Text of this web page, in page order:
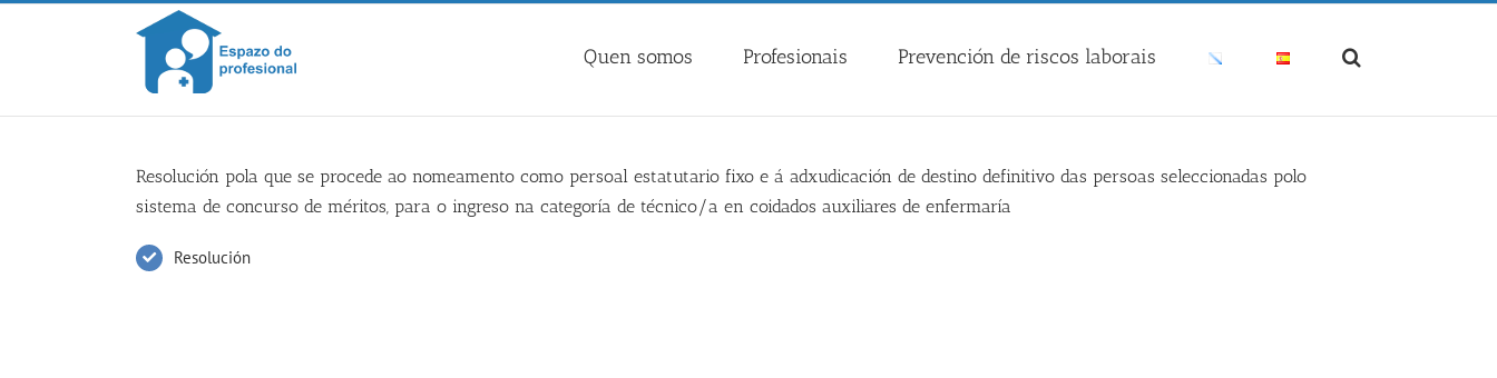
Skip
Quen somos Profesionais Prevención de riscos laborais
Resolución pola que se procede ao nomeamento como persoal estatutario fixo e á adxudicación de destino definitivo das persoas seleccionadas polo
sistema de concurso de méritos, para o ingreso na categoría de técnico/a en coidados auxiliares de enfermaría
Resolución